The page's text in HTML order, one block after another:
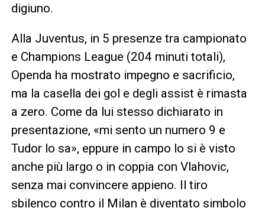
digiuno.
Alla Juventus, in 5 presenze tra campionato
e Champions League (204 minuti totali),
Openda ha mostrato impegno e sacrificio,
ma la casella dei gol e degli assist è rimasta
a zero. Come da lui stesso dichiarato in
presentazione, «mi sento un numero 9 e
Tudor lo sa», eppure in campo lo si è visto
anche più largo o in coppia con Vlahovic,
senza mai convincere appieno. Il tiro
sbilenco contro il Milan è diventato simbolo